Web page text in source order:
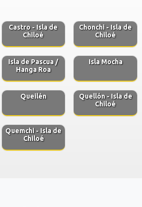
Castro - Isla de
Chiloé
Chonchi - Isla de
Chiloé
Isla de Pascua /
Hanga Roa
Isla Mocha
Queilén
Quellón - Isla de
Chiloé
Quemchi - Isla de
Chiloé